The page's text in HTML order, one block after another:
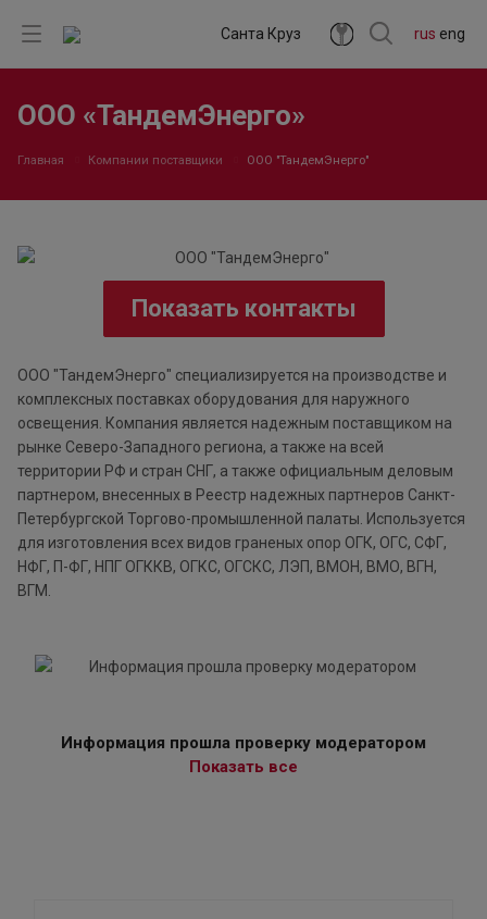
rus eng
Санта Круз
ООО «ТандемЭнерго»
Главная Компании поставщики ООО "ТандемЭнерго"
Показать контакты
ООО "ТандемЭнерго" специализируется на производстве и
комплексных поставках оборудования для наружного
освещения. Компания является надежным поставщиком на
рынке Северо-Западного региона, а также на всей
территории РФ и стран СНГ, а также официальным деловым
партнером, внесенных в Реестр надежных партнеров Санкт-
Петербургской Торгово-промышленной палаты. Используется
для изготовления всех видов граненых опор ОГК, ОГС, СФГ,
НФГ, П-ФГ, НПГ ОГККВ, ОГКС, ОГСКС, ЛЭП, ВМОН, ВМО, ВГН,
ВГМ.
Информация прошла проверку модератором
Показать все